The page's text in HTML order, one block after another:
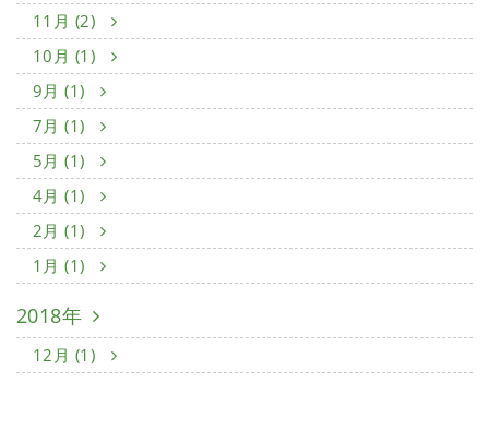
11月 (2)
10月 (1)
9月 (1)
7月 (1)
5月 (1)
4月 (1)
2月 (1)
1月 (1)
2018年
12月 (1)